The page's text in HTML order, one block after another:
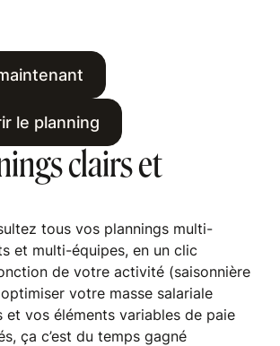
clairs et
tous vos plannings multi-
et multi-équipes, en un clic
de votre activité (saisonnière
votre masse salariale
et vos éléments variables de paie
ça c’est du temps gagné
le planning